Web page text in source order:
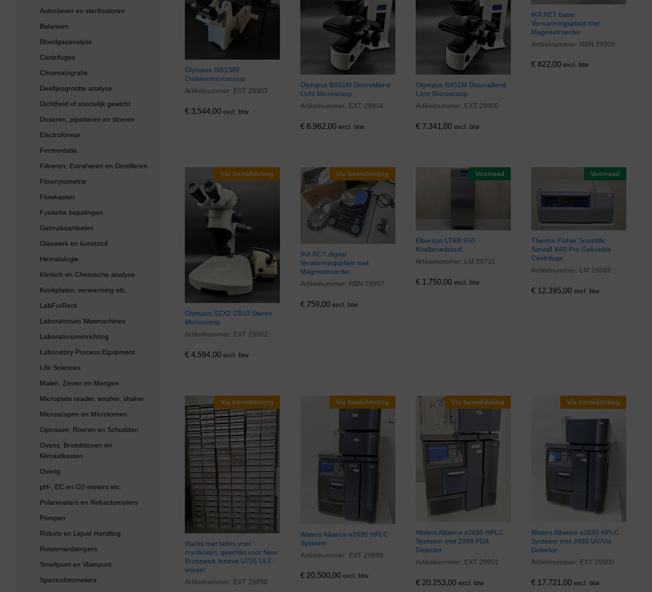
Olympus IX51S8F
Omkeermicroscoop
Artikelnummer: EXT 29903
€3.544,00 excl. btw
€3.544,00
Olympus BX51M Doorvallend
Licht Microscoop
Artikelnummer: EXT 29904
€6.962,00 excl. btw
€6.962,00
Olympus BX51M Doorvallend
Licht Microscoop
Artikelnummer: EXT 29905
€7.341,00 excl. btw
€7.341,00
IKA RET basic
Verwarmingsplaat met
Magneetroerder
Artikelnummer: RBN 29909
€822,00 excl. btw
€822,00
Via bemiddeling
Olympus SZX2-ZB10 Stereo
Microscoop
Artikelnummer: EXT 29902
€4.594,00 excl. btw
€4.594,00
Via bemiddeling
IKA RCT digital
Verwarmingsplaat met
Magneetroerder
Artikelnummer: RBN 29907
€759,00 excl. btw
€759,00
Voorraad
Elbanton LTKB 650
Koelbroedstoof
Artikelnummer: LM 29731
€1.750,00 excl. btw
€1.750,00
Voorraad
Thermo Fisher Scientific
Sorvall X4R Pro Gekoelde
Centrifuge
Artikelnummer: LM 29683
€12.395,00 excl. btw
€12.395,00
Via bemiddeling
Racks met lades voor
cryoboxen, geschikt voor New
Brunswick Innova U725 ULT-
vriezer
Artikelnummer: EXT 29898
€1.892,00
Via bemiddeling
Waters Alliance e2695 HPLC
Systeem
Artikelnummer: EXT 29899
€20.500,00 excl. btw
€20.500,00
Via bemiddeling
Waters Alliance e2695 HPLC
Systeem met 2998 PDA
Detector
Artikelnummer: EXT 29901
€20.253,00 excl. btw
€20.253,00
Via bemiddeling
Waters Alliance e2695 HPLC
Systeem met 2489 UV/Vis
Detector
Artikelnummer: EXT 29900
€17.721,00 excl. btw
€17.721,00
Autoclaven en sterilisatoren
Balansen
Bloedgasanalyse
Centrifuges
Chromatografie
Deeltjesgrootte analyse
Dichtheid of soortelijk gewicht
Doseren, pipetteren en titreren
Electroforese
Fermentatie
Filtreren, Extraheren en Destilleren
Flowcytometrie
Flowkasten
Fysische bepalingen
Gebruiksartikelen
Glaswerk en kunststof
Hematologie
Klinisch en Chemische analyse
Kookplaten, verwarming etc.
LabForRent
Laboratorium Wasmachines
Laboratoriuminrichting
Laboratory Process Equipment
Life Sciences
Malen, Zeven en Mengen
Microplate reader, washer, shaker
Microscopen en Microtomen
Oplossen, Roeren en Schudden
Ovens, Broedstoven en
Klimaatkasten
Overig
pH-, EC en O2-meters etc.
Polarimeters en Refractometers
Pompen
Robots en Liquid Handling
Roteerverdampers
Smeltpunt en Vlampunt
Spectrofotometers